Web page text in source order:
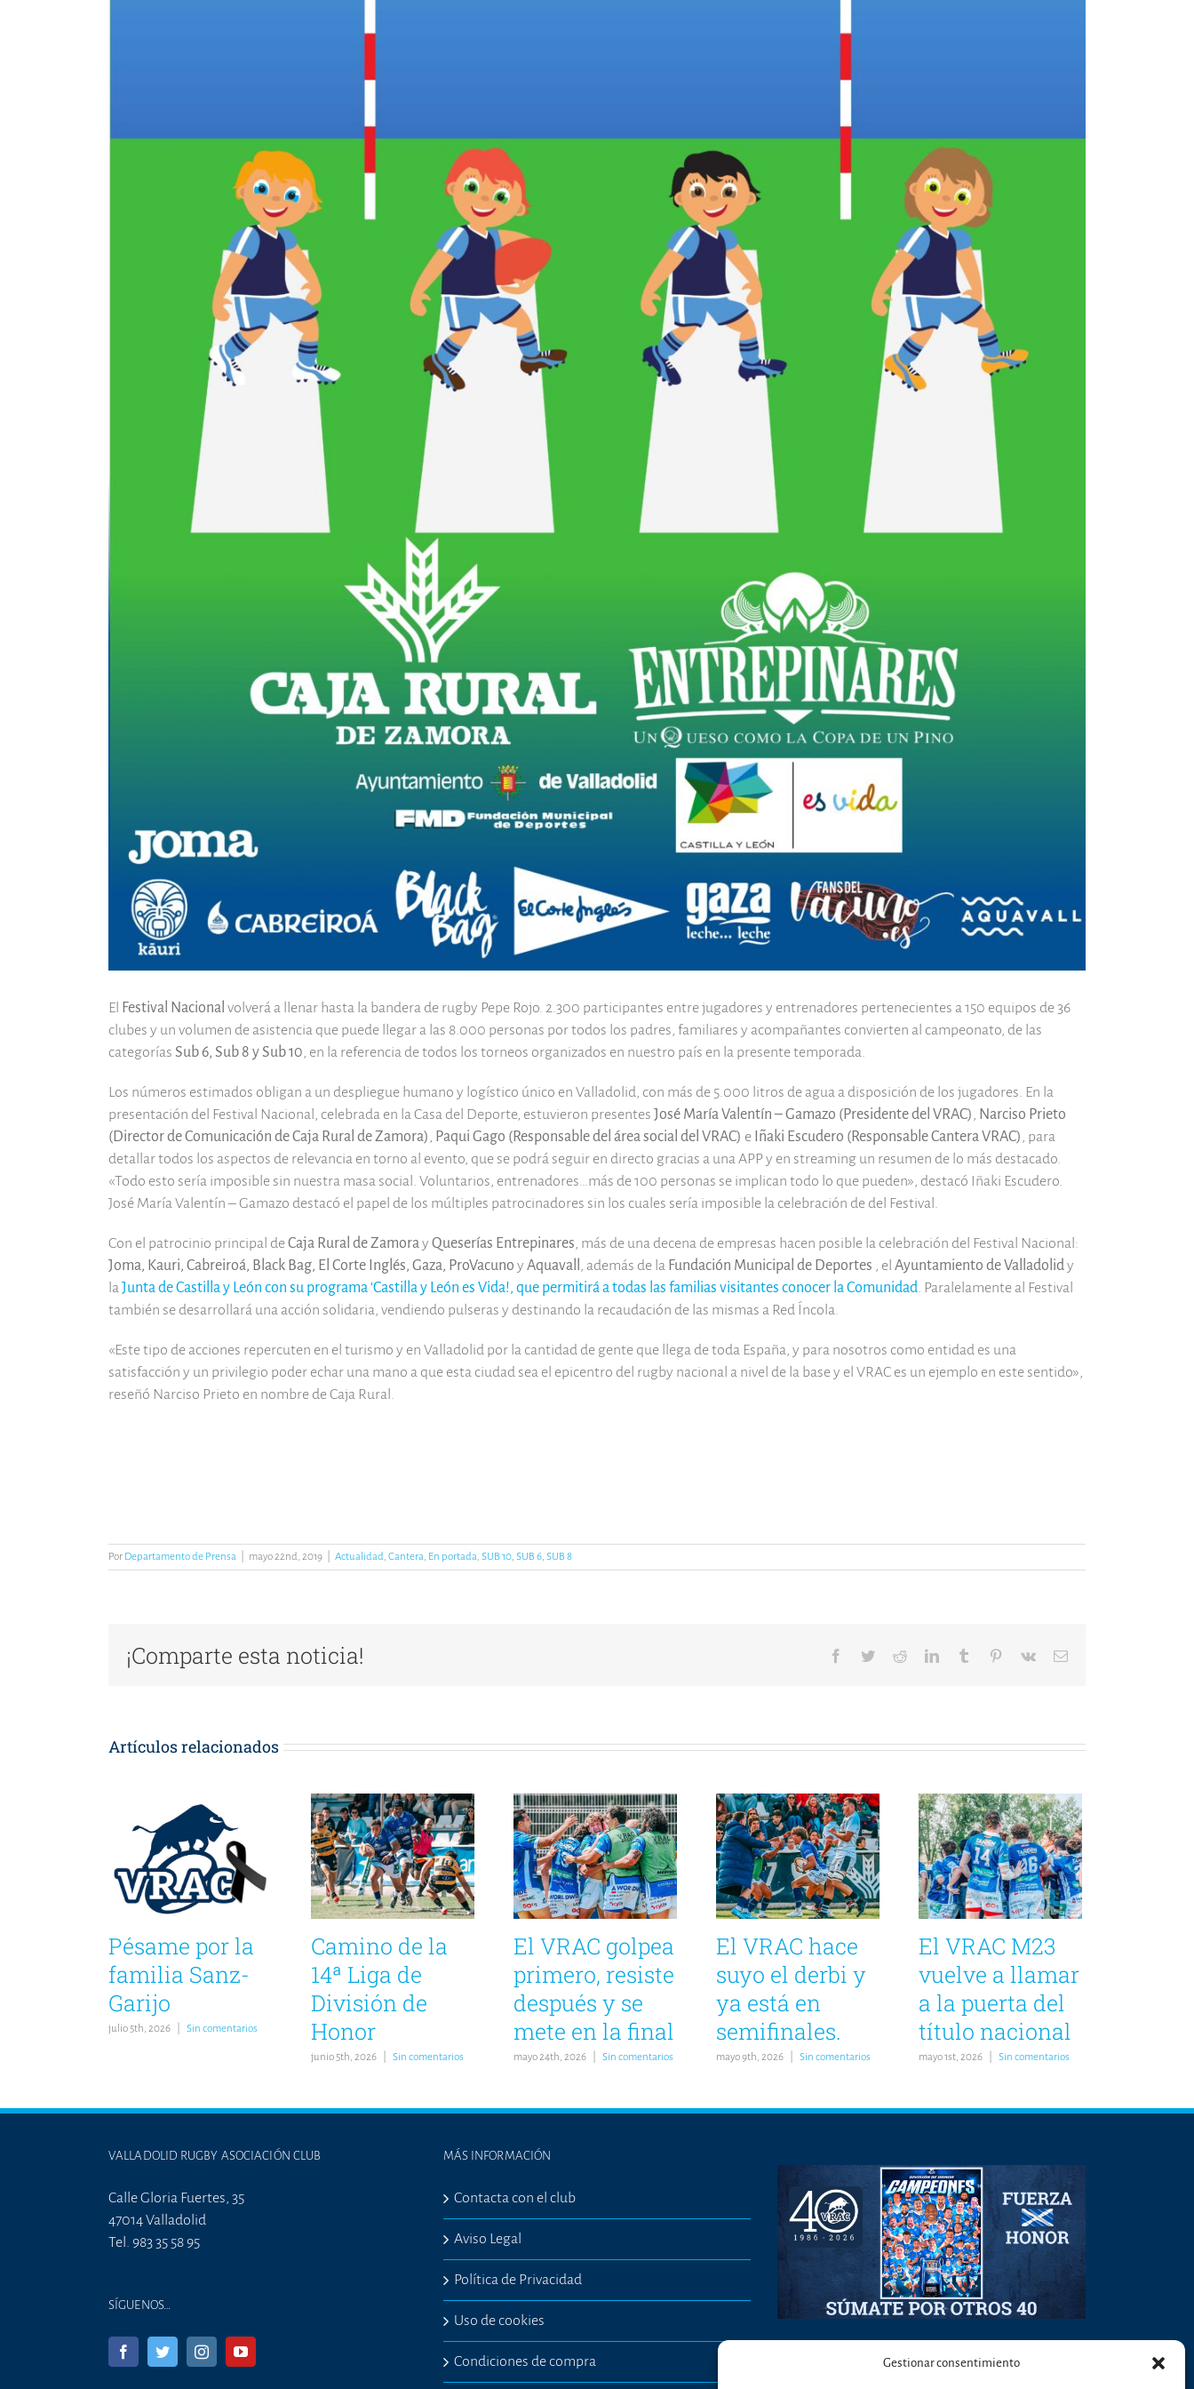
Gestionar consentimiento
El Festival Nacional volverá a llenar hasta la bandera de rugby Pepe Rojo. 2.300 participantes entre jugadores y entrenadores pertenecientes a 150 equipos de 36
clubes y un volumen de asistencia que puede llegar a las 8.000 personas por todos los padres, familiares y acompañantes convierten al campeonato, de las
categorías Sub 6, Sub 8 y Sub 10 , en la referencia de todos los torneos organizados en nuestro país en la presente temporada.
Los números estimados obligan a un despliegue humano y logístico único en Valladolid, con más de 5.000 litros de agua a disposición de los jugadores. En la
presentación del Festival Nacional, celebrada en la Casa del Deporte, estuvieron presentes José María Valentín – Gamazo (Presidente del VRAC)
Narciso Prieto
(Director de Comunicación de Caja Rural de Zamora)
Paqui Gago (Responsable del área social del VRAC) e Iñaki Escudero (Responsable Cantera VRAC) , para
detallar todos los aspectos de relevancia en torno al evento, que se podrá seguir en directo gracias a una APP y en streaming un resumen de lo más destacado.
«Todo esto sería imposible sin nuestra masa social. Voluntarios, entrenadores…más de 100 personas se implican todo lo que pueden», destacó Iñaki Escudero.
José María Valentín – Gamazo destacó el papel de los múltiples patrocinadores sin los cuales sería imposible la celebración de del Festival.
Con el patrocinio principal deCaja Rural de Zamora y Queserías Entrepinares , más de una decena de empresas hacen posible la celebración del Festival Nacional:
Joma, Kauri, Cabreiroá, Black Bag, El Corte Inglés, Gaza, ProVacuno y Aquavall , además de la Fundación Municipal de Deportes , el Ayuntamiento de Valladolid y
la Junta de Castilla y León con su programa ‘Castilla y León es Vida!, que permitirá a todas las familias visitantes conocer la Comunidad . Paralelamente al Festival
también se desarrollará una acción solidaria, vendiendo pulseras y destinando la recaudación de las mismas a Red Íncola.
«Este tipo de acciones repercuten en el turismo y en Valladolid por la cantidad de gente que llega de toda España, y para nosotros como entidad es una
satisfacción y un privilegio poder echar una mano a que esta ciudad sea el epicentro del rugby nacional a nivel de la base y el VRAC es un ejemplo en este sentido»,
reseñó Narciso Prieto en nombre de Caja Rural.
Por Departamento de Prensa mayo 22nd, 2019 Actualidad Cantera En portada SUB 10 SUB 6 SUB 8
¡Comparte esta noticia! Facebook
TwitterRedditLinkedInTumblr Pinterest
Vk
Correo
Artículos relacionados
Pésame por la
familia Sanz-
Garijo
julio 5th, 2026 Sin comentarios
Camino de la
14ª Liga de
División de
Honor
junio 5th, 2026 Sin comentarios
El VRAC golpea
primero, resiste
después y se
mete en la final
mayo 24th, 2026 Sin comentarios
El VRAC hace
suyo el derbi y
ya está en
semifinales.
mayo 9th, 2026 Sin comentarios
El VRAC M23
vuelve a llamar
a la puerta del
título nacional
mayo 1st, 2026 Sin comentarios
VALLADOLID RUGBY ASOCIACIÓN CLUB
Calle Gloria Fuertes, 35
47014 Valladolid
Tel. 983 35 58 95
SÍGUENOS…
MÁS INFORMACIÓN
Contacta con el club
Aviso Legal
Política de Privacidad
Uso de cookies
Condiciones de compra